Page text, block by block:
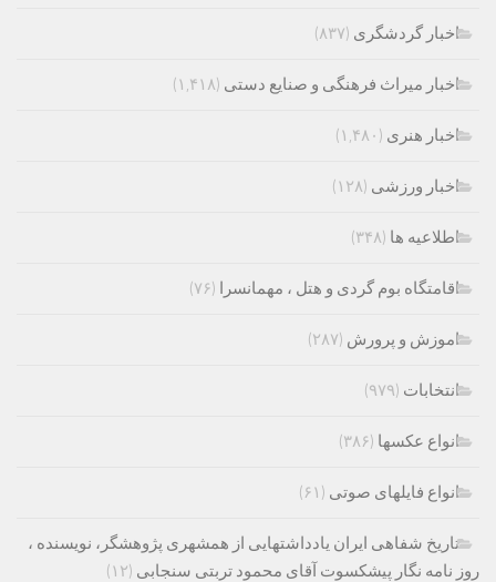
اخبار گردشگری (۸۳۷)
اخبار میراث فرهنگی و صنایع دستی (۱,۴۱۸)
اخبار هنری (۱,۴۸۰)
اخبار ورزشی (۱۲۸)
اطلاعیه ها (۳۴۸)
اقامتگاه بوم گردی و هتل ، مهمانسرا (۷۶)
اموزش و پرورش (۲۸۷)
انتخابات (۹۷۹)
انواع عکسها (۳۸۶)
انواع فایلهای صوتی (۶۱)
تاریخ شفاهی ایران یادداشتهایی از همشهری پژوهشگر، نویسنده ،
روز نامه نگار پیشکسوت آقای محمود تربتی سنجابی (۱۲)